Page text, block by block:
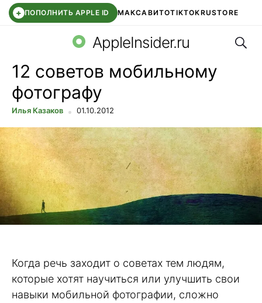
+ ПОПОЛНИТЬ APPLE ID МАКСАВИТОTIKTOKRUSTORE
WB КЛУБIOS 26.6 DDE STORE
AppleInsider.ru
12 советов мобильному
фотографу
Илья Казаков 01.10.2012
Когда речь заходит о советах тем людям,
которые хотят научиться или улучшить свои
навыки мобильной фотографии, сложно